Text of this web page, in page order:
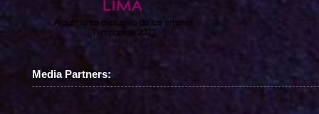
Media Partners: